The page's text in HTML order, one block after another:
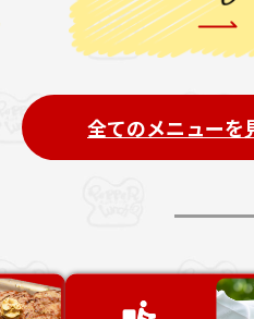
全てのメニューを